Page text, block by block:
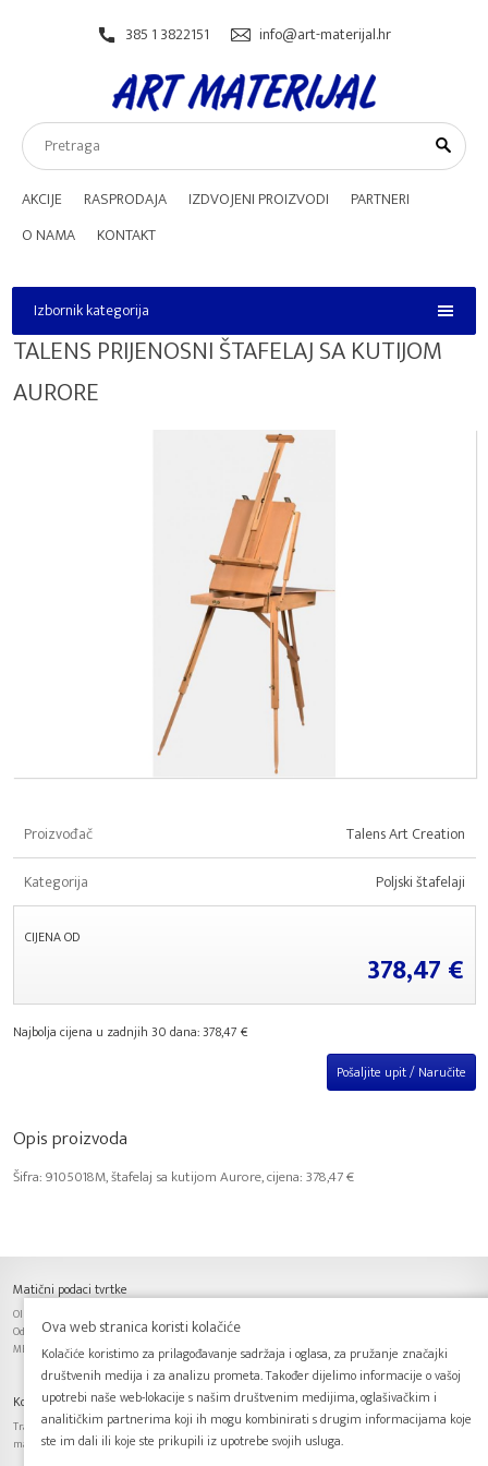
Izbornik kategorija
Izbornik kategorija
385 1 3822151 info@art-materijal.hr
AKCIJE RASPRODAJA IZDVOJENI PROIZVODI
PARTNERI
O NAMA
KONTAKT
TALENS PRIJENOSNI ŠTAFELAJ SA KUTIJOM
AURORE
Proizvođač
Talens Art Creation
Kategorija
Poljski štafelaji
CIJENA OD
378,47 €
Najbolja cijena u zadnjih 30 dana: 378,47 €
Pošaljite upit / Naručite
Opis proizvoda
Šifra: 9105018M, štafelaj sa kutijom Aurore, cijena: 378,47 €
Matični podaci tvrtke
OIB: 63701153601, IBAN: HR6425030071100061993,
Odgovorna osoba: Predrag Budimir, Trgovački sud u Zagrebu
MBS: 080115620, Temeljni kapital: 20 000,00 kn, uplaćen u cijelosti.
Kontakt podaci tvrtke
Trakošćanska 17, 10000 Zagreb, Tel.: + 385 1 3822 151, Fax.: + 385 1 3822 152, E-mail: info@art-
materijal.hr
Ova web stranica koristi kolačiće
Kolačiće koristimo za prilagođavanje sadržaja i oglasa, za pružanje značajki
društvenih medija i za analizu prometa. Također dijelimo informacije o vašoj
upotrebi naše web-lokacije s našim društvenim medijima, oglašivačkim i
analitičkim partnerima koji ih mogu kombinirati s drugim informacijama koje
ste im dali ili koje ste prikupili iz upotrebe svojih usluga.